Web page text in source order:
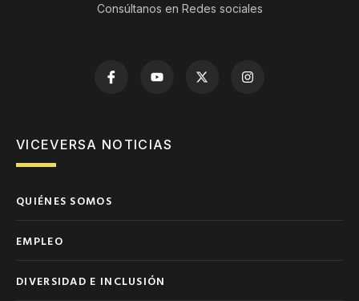
Consúltanos en Redes sociales
VICEVERSA NOTICIAS
QUIÉNES SOMOS
EMPLEO
DIVERSIDAD E INCLUSIÓN